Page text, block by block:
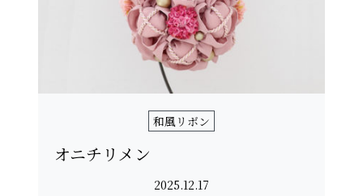
和風リボン
オニチリメン
2025.12.17